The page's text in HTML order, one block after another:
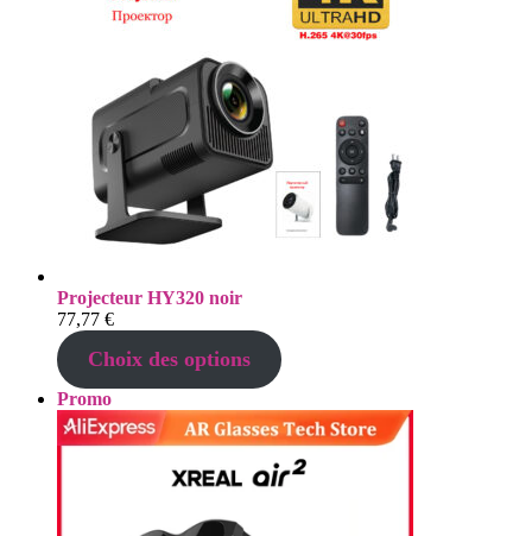
Projecteur HY320 noir
77,77 €
Choix des options
PromoProduit
en
promotion